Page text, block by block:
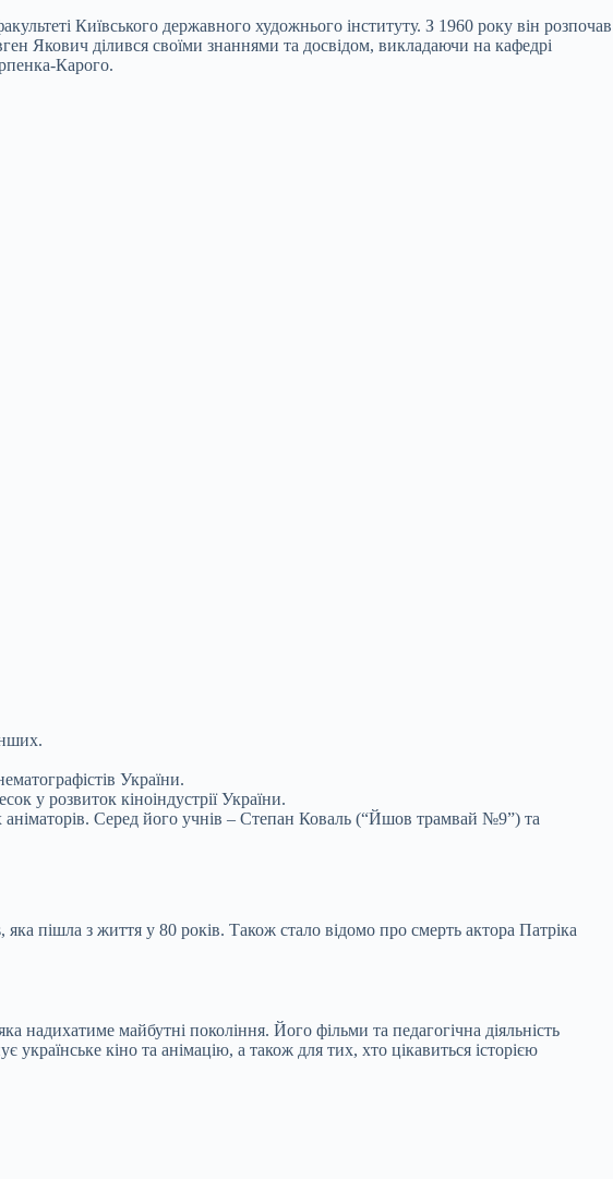
Київського державного художнього інституту. З 1960 року він розпочав
Якович ділився своїми знаннями та досвідом, викладаючи на кафедрі
Карого.
України.
у розвиток кіноіндустрії України.
Серед його учнів – Степан Коваль (“Йшов трамвай №9”) та
пішла з життя у 80 років. Також стало відомо про смерть актора Патріка
майбутні покоління. Його фільми та педагогічна діяльність
кіно та анімацію, а також для тих, хто цікавиться історією